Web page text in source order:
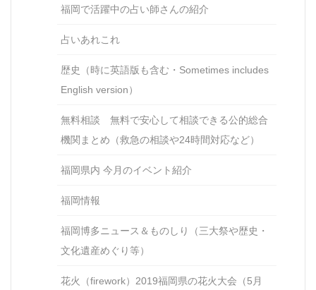
福岡で活躍中の占い師さんの紹介
占いあれこれ
歴史（時に英語版も含む・Sometimes includes
English version）
無料相談 無料で安心して相談できる公的総合
機関まとめ（救急の相談や24時間対応など）
福岡県内 今月のイベント紹介
福岡情報
福岡博多ニュース＆ものしり（三大祭や歴史・
文化遺産めぐり等）
花火（firework）2019福岡県の花火大会（5月